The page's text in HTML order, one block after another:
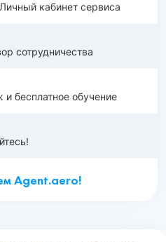
кабинет сервиса
сотрудничества
бесплатное обучение
Agent.aero!